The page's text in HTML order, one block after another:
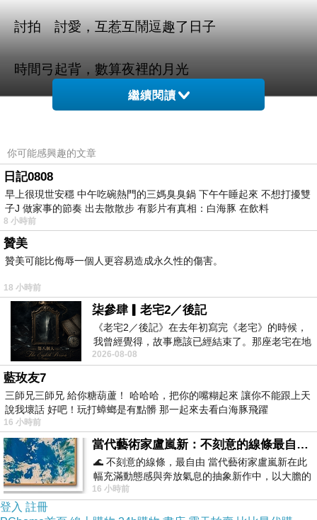
討拍 討愛，互惹互鬧逗趣了日子
時間弓起背，數算夜裡的月光
上一篇：
下一篇： 外來種 ---須文蔚 ( 轉)
繼續閱讀
你可能感興趣的文章
日記0808
早上很現世安穩 中午吃碗熱門的三媽臭臭鍋 下午午睡起來 不想打擾雙
子J 做家事的節奏 出去散散步 有影片有真相：白海豚 在飲料
8 小時前
贊美
贊美可能比侮辱一個人更容易造成永久性的傷害。
18 小時前
柒參肆▎老宅2／後記
《老宅2／後記》在去年初寫完《老宅》的時候，
我曾經覺得，故事應該已經結束了。那座老宅在地
震中倒塌，七個人終於離開那片黑暗，
2026-08-08
藍玫友7
三師兄三師兄 給你糖葫蘆！ 哈哈哈，把你的嘴糊起來 讓你不能跟上天
說我壞話 好吧！玩打蟑螂是有點髒 那一起來去看白海豚飛躍
16 小時前
當代藝術家盧嵐新：不刻意的線條最自由，讓色彩流動、筆觸自己說話
🌊 不刻意的線條，最自由 當代藝術家盧嵐新在此
幅充滿動態感與奔放氣息的抽象新作中，以大膽的
藍色顏料在白色畫布上揮灑、壓印與流淌
16 小時前
登入 註冊